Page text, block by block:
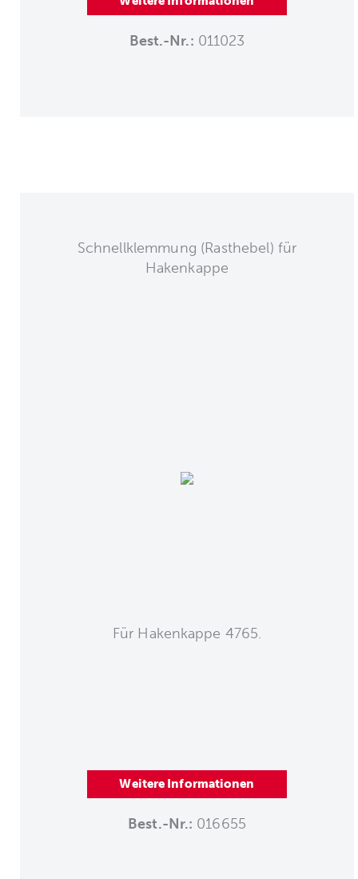
Best.-Nr.: 011023
Schnellklemmung (Rasthebel) für
Hakenkappe
Für Hakenkappe 4765.
Weitere Informationen
Best.-Nr.: 016655